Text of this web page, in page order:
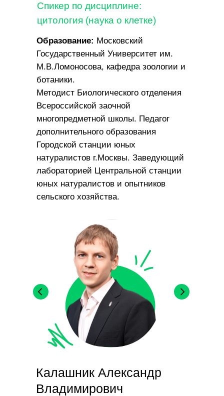
Спикер по дисциплине:
цитология (наука о клетке)
Образование: Московский
Государственный Университет им.
М.В.Ломоносова, кафедра зоологии и
ботаники.
Методист Биологического отделения
Всероссийской заочной
многопредметной школы. Педагог
дополнительного образования
Городской станции юных
натуралистов г.Москвы. Заведующий
лабораторией Центральной станции
юных натуралистов и опытников
сельского хозяйства.
Калашник Александр
Владимирович